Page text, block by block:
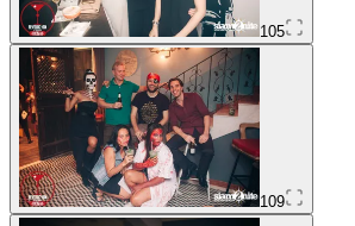
105
109